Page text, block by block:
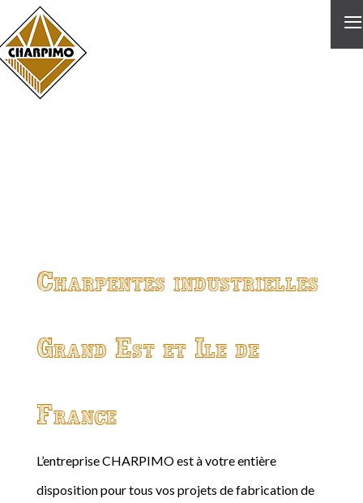
≡
Charpentes industrielles
Grand Est et Ile de
France
L’entreprise CHARPIMO est à votre entière
disposition pour tous vos projets de fabrication de